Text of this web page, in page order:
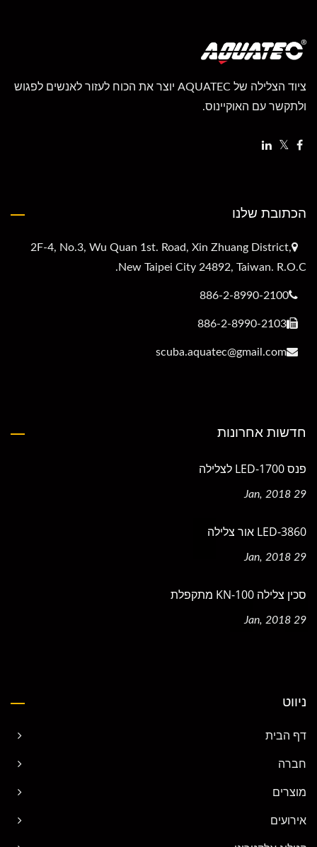
ציוד הצלילה של AQUATEC יוצר את הכוח לעזור לאנשים לפגוש
ולתקשר עם האוקיינוס.
הכתובת שלנו
2F-4, No.3, Wu Quan 1st. Road, Xin Zhuang District,
New Taipei City 24892, Taiwan. R.O.C.
886-2-8990-2100
886-2-8990-2103
scuba.aquatec@gmail.com
חדשות אחרונות
פנס LED-1700 לצלילה
29 Jan, 2018
LED-3860 אור צלילה
29 Jan, 2018
סכין צלילה KN-100 מתקפלת
29 Jan, 2018
ניווט
דף הבית
חברה
מוצרים
אירועים